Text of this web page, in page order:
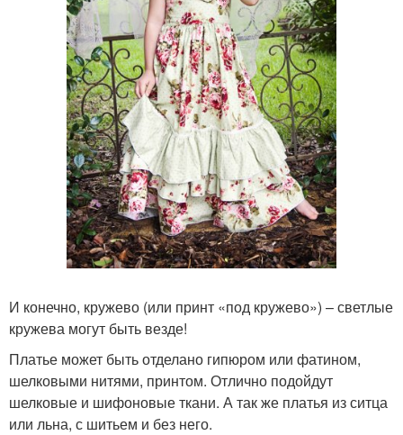
И конечно, кружево (или принт «под кружево») – светлые
кружева могут быть везде!
Платье может быть отделано гипюром или фатином,
шелковыми нитями, принтом. Отлично подойдут
шелковые и шифоновые ткани. А так же платья из ситца
или льна, с шитьем и без него.